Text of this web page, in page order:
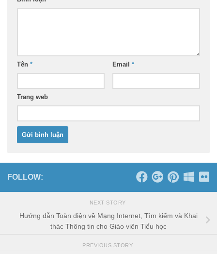
Tên * Email *
Trang web
FOLLOW:
NEXT STORY
Hướng dẫn Toàn diện về Mạng Internet, Tìm kiếm và Khai
thác Thông tin cho Giáo viên Tiểu học
PREVIOUS STORY